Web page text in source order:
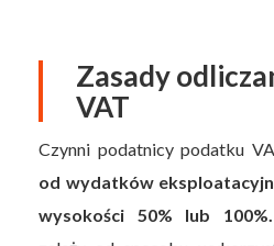
Zasady
VAT
Czynni podatnicy podatku
od wydatków
wysokości 50% lub 100%.